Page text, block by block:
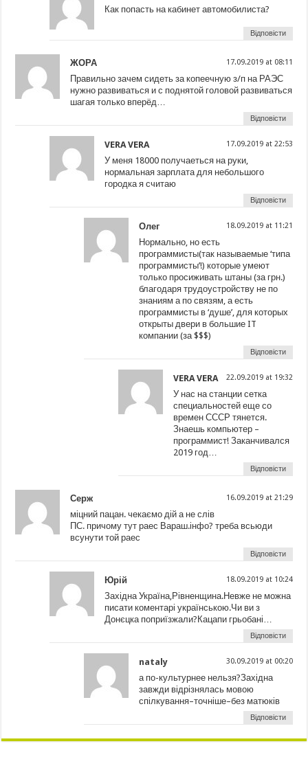
Как попасть на кабинет автомобилиста?
Відповісти
ЖОРА 17.09.2019 at 08:11
Правильно зачем сидеть за копеечную з/п на РАЭС
нужно развиваться и с поднятой головой развиваться
шагая только вперёд…
Відповісти
VERA VERA 17.09.2019 at 22:53
У меня 18000 получаеться на руки,
нормальная зарплата для небольшого
городка я считаю
Відповісти
Олег 18.09.2019 at 11:21
Нормально, но есть
программисты(так называемые ‘типа
программисты’!) которые умеют
только просиживать штаны (за грн.)
благодаря трудоустройству не по
знаниям а по связям, а есть
программисты в ‘душе’, для которых
открыты двери в большие IT
компании (за $$$)
Відповісти
VERA VERA 22.09.2019 at 19:32
У нас на станции сетка
специальностей еще со
времен СССР тянется.
Знаешь компьютер –
программист! Заканчивался
2019 год…
Відповісти
Серж 16.09.2019 at 21:29
міцний пацан. чекаємо дій а не слів
ПС. причому тут раес Вараш.інфо? треба всьюди
всунути той раес
Відповісти
Юрій 18.09.2019 at 10:24
Західна Україна,Рівненщина.Невже не можна
писати коментарі українською.Чи ви з
Донєцка поприїзжали?Кацапи грьобані…
Відповісти
nataly 30.09.2019 at 00:20
а по-культурнее нельзя?Західна
завжди відрізнялась мовою
спілкування–точніше–без матюків
Відповісти